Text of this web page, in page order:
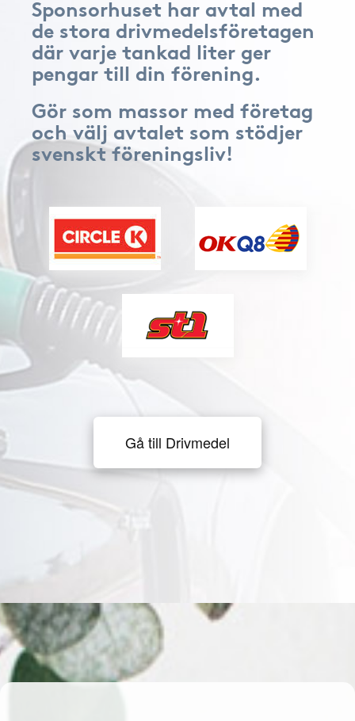
Sponsorhuset har avtal med
de stora drivmedelsföretagen
där varje tankad liter ger
pengar till din förening.
Gör som massor med företag
och välj avtalet som stödjer
svenskt föreningsliv!
Gå till Drivmedel